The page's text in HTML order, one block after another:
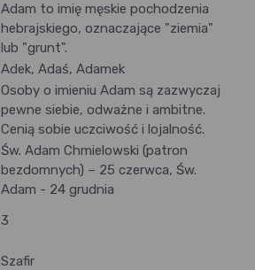
Adam to imię męskie pochodzenia
hebrajskiego, oznaczające "ziemia"
lub "grunt".
Adek, Adaś, Adamek
Osoby o imieniu Adam są zazwyczaj
pewne siebie, odważne i ambitne.
Cenią sobie uczciwość i lojalność.
Św. Adam Chmielowski (patron
bezdomnych) – 25 czerwca, Św.
Adam - 24 grudnia
3
Szafir